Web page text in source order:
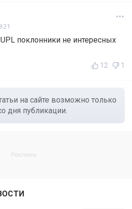
поклонники не интересных
12 1
на сайте возможно только
дня публикации.